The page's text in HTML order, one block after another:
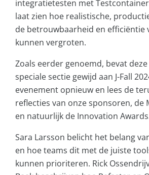
integratietesten met
laat zien hoe realistische,
de betrouwbaarheid en efficiëntie
kunnen vergroten.
Zoals eerder genoemd, bevat
speciale sectie gewijd aan J-Fall
evenement opnieuw en lees de
reflecties van onze sponsoren, de
en natuurlijk de Innovation
Sara Larsson belicht het belang
en hoe teams dit met de juiste
kunnen prioriteren. Rick